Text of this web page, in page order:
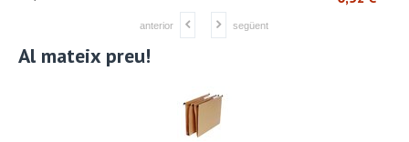
anterior següent
Al mateix preu!